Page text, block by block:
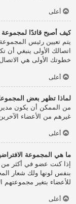
أعلى
كيف أصبح قائدًا
يتم تعيين رئيس
اتصالك الأولى ينبغي أن
خطوتك الأولى هي
أعلى
لماذا تظهر بعض
من الممكن أن يكون
غيرهم من الأعضاء
أعلى
ما هي المجموعة
إذا كنت عضو في أكثر
بنفس لونها ولك شعار
للأعضاء بتغير
أعلى